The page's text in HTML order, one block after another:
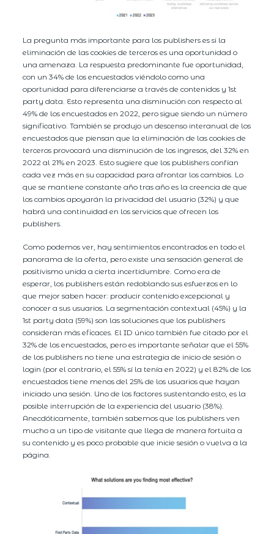
La pregunta más importante para los publishers es si la
eliminación de las cookies de terceros es una oportunidad o
una amenaza. La respuesta predominante fue oportunidad,
con un 34% de los encuestados viéndolo como una
oportunidad para diferenciarse a través de contenidos y 1st
party data. Esto representa una disminución con respecto al
49% de los encuestados en 2022, pero sigue siendo un número
significativo. También se produjo un descenso interanual de los
encuestados que piensan que la eliminación de las cookies de
terceros provocará una disminución de los ingresos, del 32% en
2022 al 21% en 2023. Esto sugiere que los publishers confían
cada vez más en su capacidad para afrontar los cambios. Lo
que se mantiene constante año tras año es la creencia de que
los cambios apoyarán la privacidad del usuario (32%) y que
habrá una continuidad en los servicios que ofrecen los
publishers.
Como podemos ver, hay sentimientos encontrados en todo el
panorama de la oferta, pero existe una sensación general de
positivismo unida a cierta incertidumbre. Como era de
esperar, los publishers están redoblando sus esfuerzos en lo
que mejor saben hacer: producir contenido excepcional y
conocer a sus usuarios. La segmentación contextual (45%) y la
1st party data (59%) son las soluciones que los publishers
consideran más eficaces. El ID único también fue citado por el
32% de los encuestados, pero es importante señalar que el 55%
de los publishers no tiene una estrategia de inicio de sesión o
login (por el contrario, el 55% sí la tenía en 2022) y el 82% de los
encuestados tiene menos del 25% de los usuarios que hayan
iniciado una sesión. Uno de los factores sustentando esto, es la
posible interrupción de la experiencia del usuario (38%).
Anecdóticamente, también sabemos que los publishers ven
mucho a un tipo de visitante que llega de manera fortuita a
su contenido y es poco probable que inicie sesión o vuelva a la
página.